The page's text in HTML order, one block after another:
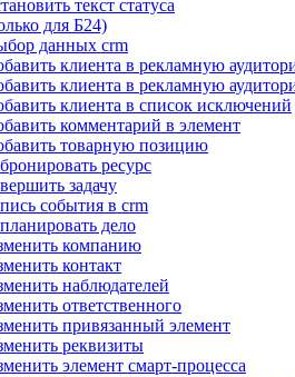
текст статуса
для Б24)
данных crm
клиента в рекламную
клиента в рекламную
клиента в список исключений
комментарий в элемент
товарную позицию
ресурс
задачу
события в crm
дело
компанию
контакт
наблюдателей
ответственного
привязанный элемент
реквизиты
элемент смарт-процесса